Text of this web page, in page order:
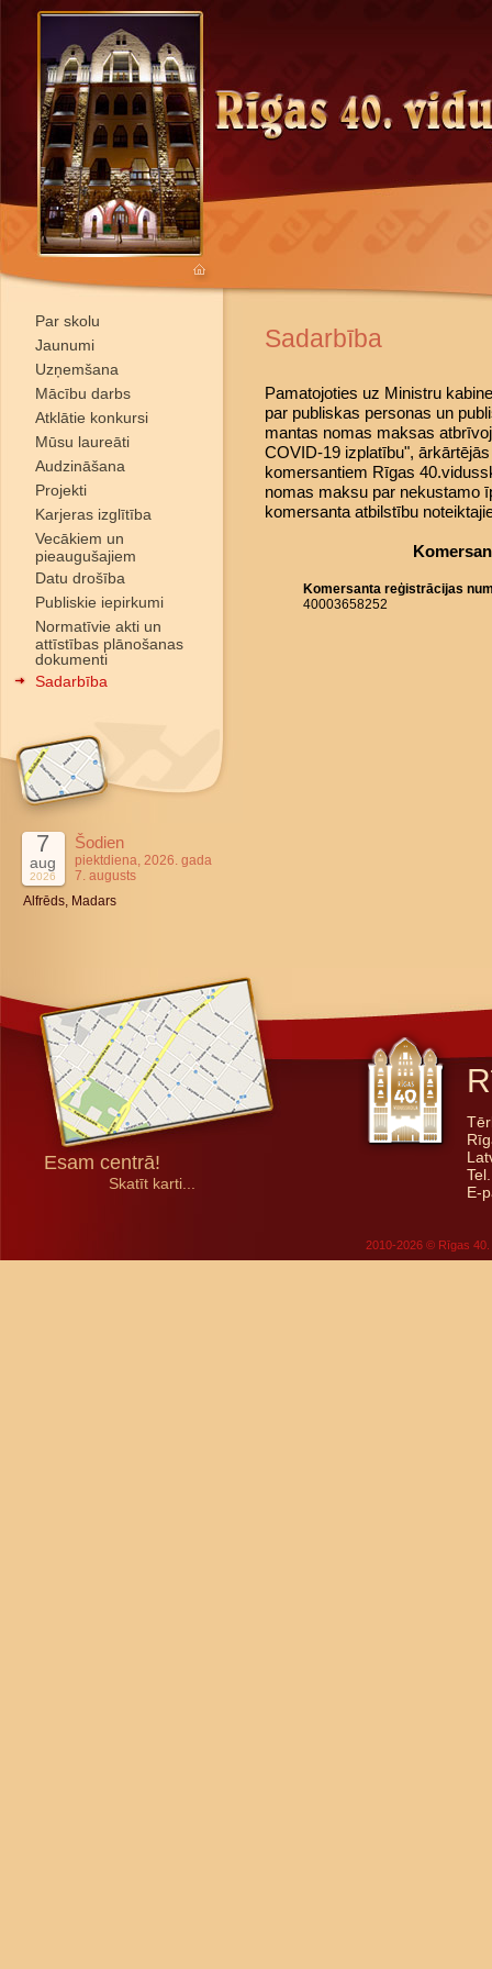
Par skolu
Jaunumi
Uzņemšana
Mācību darbs
Atklātie konkursi
Mūsu laureāti
Audzināšana
Projekti
Karjeras izglītība
Vecākiem un
pieaugušajiem
Datu drošība
Publiskie iepirkumi
Normatīvie akti un
attīstības plānošanas
dokumenti
Sadarbība
7
aug
2026
Šodien
piektdiena, 2026. gada
7. augusts
Alfrēds, Madars
Sadarbība
Pamatojoties uz Ministru
par publiskas personas un
mantas nomas maksas
COVID-19 izplatību",
komersantiem Rīgas
nomas maksu par nekustamo
komersanta atbilstību
Komersanta reģistrācijas
40003658252
Esam centrā!
Skatīt karti...
E-
2010-2026 © Rīgas